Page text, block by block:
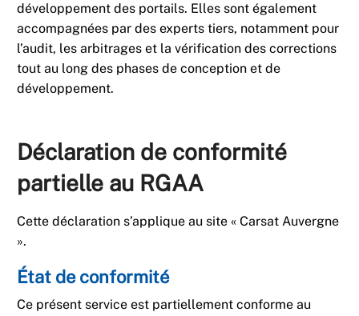
développement des portails. Elles sont également
accompagnées par des experts tiers, notamment pour
l’audit, les arbitrages et la vérification des corrections
tout au long des phases de conception et de
développement.
Déclaration de conformité
partielle au RGAA
Cette déclaration s’applique au site « Carsat Auvergne
».
État de conformité
Ce présent service est partiellement conforme au